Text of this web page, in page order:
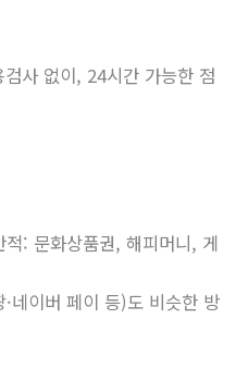
사 없이, 24시간 가능한 점
: 문화상품권, 해피머니, 게
네이버 페이 등)도 비슷한 방